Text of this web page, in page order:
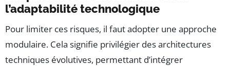
l’adaptabilité technologique
Pour limiter ces risques, il faut adopter une approche
modulaire. Cela signifie privilégier des architectures
techniques évolutives, permettant d’intégrer